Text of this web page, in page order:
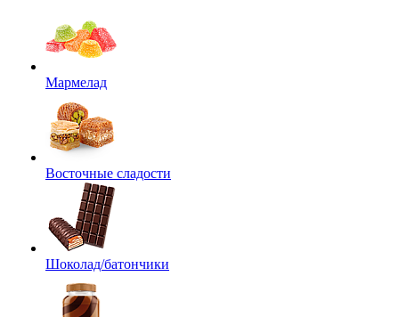
Мармелад
Восточные сладости
Шоколад/батончики